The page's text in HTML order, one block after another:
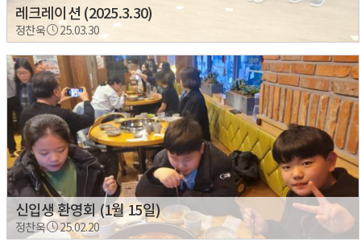
레크레이션 (2025.3.30)
정찬욱 25.03.30
신입생 환영회 (1월 15일)
정찬욱 25.02.20